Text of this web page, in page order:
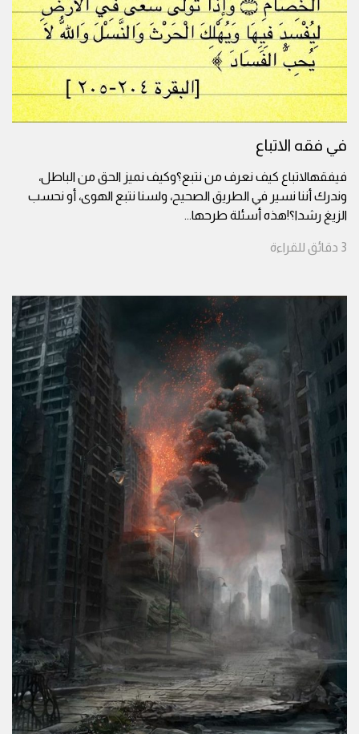
في فقه الاتباع
فيفقهالاتباع كيف نعرف من نتبع؟وكيف نميز الحق من الباطل،
وندرك أننا نسير في الطريق الصحيح، ولسنا نتبع الهوى، أو نحسب
الزيغ رشدا؟!هذه أسئلة طرحها...
3 دقائق للقراءة